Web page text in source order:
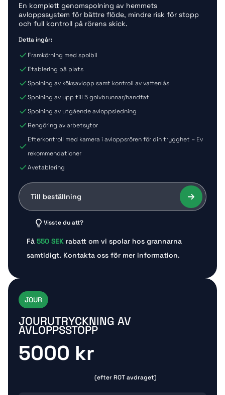
En komplett genomspolning av hemmets
avloppssystem för bättre flöde, mindre risk för stopp
och full kontroll på rörens skick.
Detta ingår:
Framkörning med spolbil
Etablering på plats
Spolning av köksavlopp samt kontroll av vattenlås
Spolning av upp till 5 golvbrunnar/handfat
Spolning av utgående avloppsledning
Rengöring av arbetsytor
Efterkontroll med kamera i avloppsrören för din trygghet – Ev
rekommendationer
Avetablering
Till beställning
Visste du att?
Få 550 SEK rabatt om vi spolar hos grannarna
samtidigt. Kontakta oss för mer information.
JOUR
JOURUTRYCKNING AV
AVLOPPSSTOPP
5000 kr
(efter ROT avdraget)